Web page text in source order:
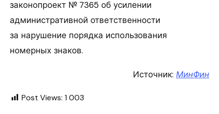
законопроект № 7365 об усилении
административной ответственности
за нарушение порядка использования
номерных знаков.
Источник: МинФин
Post Views: 1 003